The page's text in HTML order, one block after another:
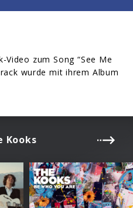
zum Song “See Me
wurde mit ihrem Album
Kooks